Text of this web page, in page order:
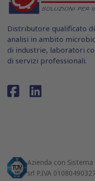
Distributore qualificato
analisi in ambito
di industrie, laboratori
di servizi professionali.
Azienda con
srl P.IVA